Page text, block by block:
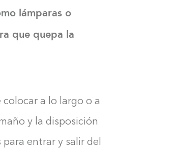
lámparas o
que quepa la
colocar a lo largo o a
y la disposición
entrar y salir del